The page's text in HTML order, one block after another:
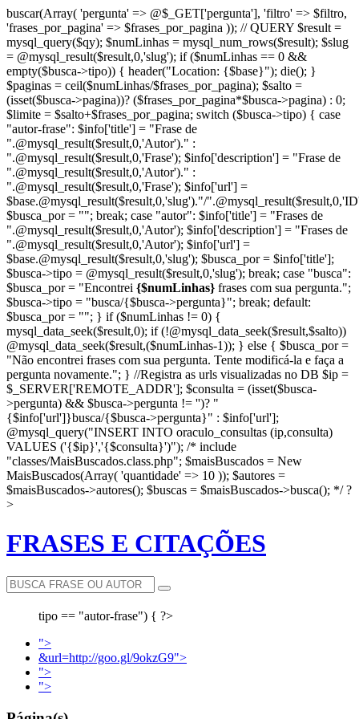
buscar(Array( 'pergunta' => @$_GET['pergunta'], 'filtro' => $filtro,
'frases_por_pagina' => $frases_por_pagina )); // QUERY $result =
mysql_query($qy); $numLinhas = mysql_num_rows($result); $slug
= @mysql_result($result,0,'slug'); if ($numLinhas == 0 &&
empty($busca->tipo)) { header("Location: {$base}"); die(); }
$paginas = ceil($numLinhas/$frases_por_pagina); $salto =
(isset($busca->pagina))? ($frases_por_pagina*$busca->pagina) : 0;
$limite = $salto+$frases_por_pagina; switch ($busca->tipo) { case
"autor-frase": $info['title'] = "Frase de
".@mysql_result($result,0,'Autor')." :
".@mysql_result($result,0,'Frase'); $info['description'] = "Frase de
".@mysql_result($result,0,'Autor')." :
".@mysql_result($result,0,'Frase'); $info['url'] =
$base.@mysql_result($result,0,'slug')."/
$busca_por = ""; break; case "autor": $info['title'] = "Frases de
".@mysql_result($result,0,'Autor'); $info['description'] = "Frases de
".@mysql_result($result,0,'Autor'); $info['url'] =
$base.@mysql_result($result,0,'slug'); $busca_por = $info['title'];
$busca->tipo = @mysql_result($result,0,'slug'); break; case "busca":
$busca_por = "Encontrei {$numLinhas} frases com sua pergunta.";
$busca->tipo = "busca/{$busca->pergunta}"; break; default:
$busca_por = ""; } if ($numLinhas != 0) {
mysql_data_seek($result,0); if (!@mysql_data_seek($result,$salto))
@mysql_data_seek($result,($numLinhas-1)); } else { $busca_por =
"Não encontrei frases com sua pergunta. Tente modificá-la e faça a
pergunta novamente."; } //Registra as urls visualizadas no DB $ip =
$_SERVER['REMOTE_ADDR']; $consulta = (isset($busca-
>pergunta) && $busca->pergunta != '')? "
{$info['url']}busca/{$busca->pergunta}" : $info['url'];
@mysql_query("INSERT INTO oraculo_consultas (ip,consulta)
VALUES ('{$ip}','{$consulta}')"); /* include
"classes/MaisBuscados.class.php"; $maisBuscados = New
MaisBuscados(Array( 'quantidade' => 10 )); $autores =
$maisBuscados->autores(); $buscas = $maisBuscados->busca(); */ ?
>
FRASES E CITAÇÕES
tipo == "autor-frase") { ?>
">
&url=http://goo.gl/9okzG9">
">
">